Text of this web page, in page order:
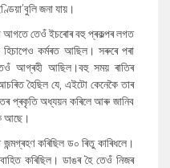
’বুলি জনা যায়।
আগতে তেওঁ ইচৰোৰ বহু প্ৰকল্পৰ লগত
কৰ্মৰত আছিল। সৰুৰে পৰা
তেওঁ আগ্ৰহী আছিল।বহু সময়ৰাতিৰ
হৈছিল যে, এইটো কেনেকৈ তাৰ
প্ৰকৃতি অধ্যয়ন কৰিলে আৰু জানিব
আছে।
কৰিছিল ড০ ৰিতু কাৰিধলে।
কৰিছিল। ডাঙৰ হৈ তেওঁ নিজৰ